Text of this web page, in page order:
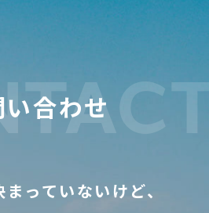
い合わせ
っていないけど、